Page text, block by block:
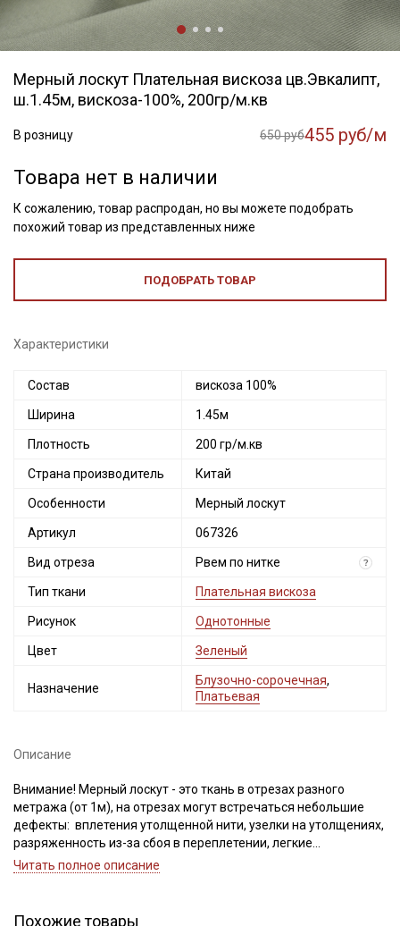
Мерный лоскут Плательная вискоза цв.Эвкалипт,
ш.1.45м, вискоза-100%, 200гр/м.кв
В розницу 650 руб455 руб/м
Товара нет в наличии
К сожалению, товар распродан, но вы можете подобрать
похожий товар из представленных ниже
ПОДОБРАТЬ ТОВАР
Характеристики
Состав вискоза 100%
Ширина 1.45м
Плотность 200 гр/м.кв
Страна производитель Китай
Особенности Мерный лоскут
Артикул 067326
Вид отреза Рвем по нитке ?
Тип ткани Плательная вискоза
Рисунок Однотонные
Цвет Зеленый
Назначение
Блузочно-сорочечная,
Платьевая
Описание
Внимание! Мерный лоскут - это ткань в отрезах разного
метража (от 1м), на отрезах могут встречаться небольшие
дефекты: вплетения утолщенной нити, узелки на утолщениях,
разряженность из-за сбоя в переплетении, легкие
загрязнения вдоль кромки и на расстоянии до 5см от кромки,
менеджер для дополнительного согласования. В
Читать полное описание
Похожие товары